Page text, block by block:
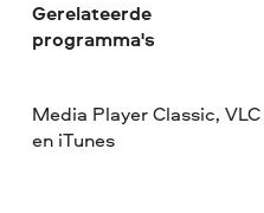
Gerelateerde
programma's
Media Player Classic, VLC
en iTunes